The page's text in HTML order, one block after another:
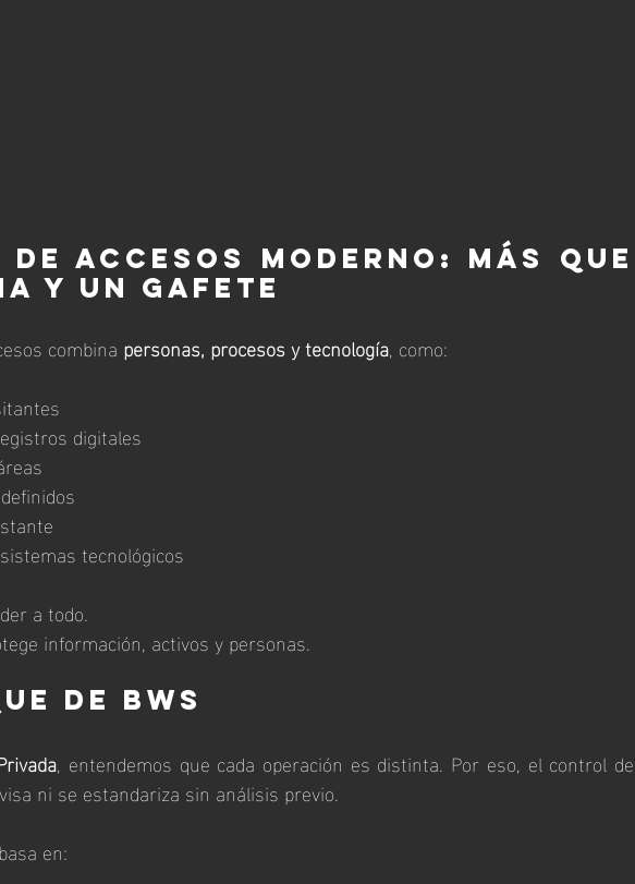
accesos moderno: más que
y un gafete
combina personas, procesos y tecnología, como:
digitales
tecnológicos
a todo.
información, activos y personas.
de BWS
, entendemos que cada operación es distinta. Por eso, el control de
ni se estandariza sin análisis previo.
en: